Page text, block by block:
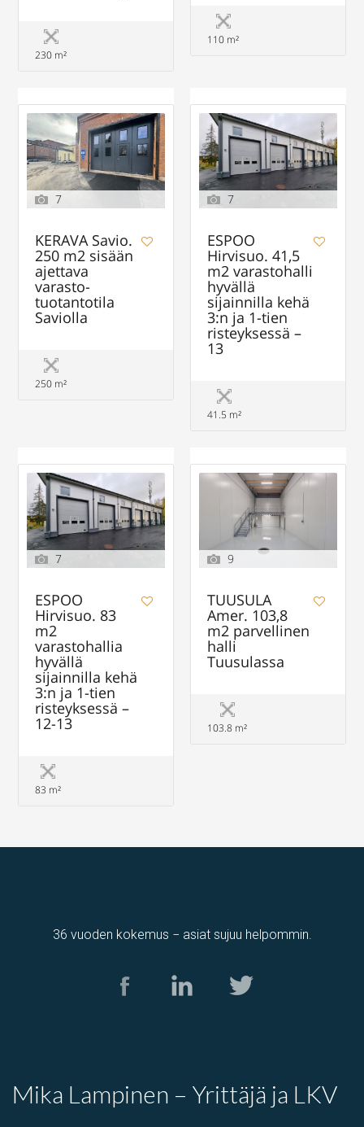
230 m²
110 m²
7
KERAVA Savio.
250 m2 sisään
ajettava
varasto-
tuotantotila
Saviolla
250 m²
7
ESPOO
Hirvisuo. 41,5
m2 varastohalli
hyvällä
sijainnilla kehä
3:n ja 1-tien
risteyksessä –
13
41.5 m²
7
ESPOO
Hirvisuo. 83
m2
varastohallia
hyvällä
sijainnilla kehä
3:n ja 1-tien
risteyksessä –
12-13
83 m²
9
TUUSULA
Amer. 103,8
m2 parvellinen
halli
Tuusulassa
103.8 m²
36 vuoden kokemus − asiat sujuu helpommin.
Mika Lampinen – Yrittäjä ja LKV